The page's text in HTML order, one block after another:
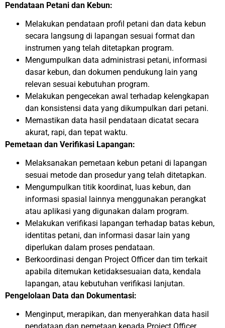
Pendataan Petani dan Kebun:
Melakukan pendataan profil petani dan data kebun
secara langsung di lapangan sesuai format dan
instrumen yang telah ditetapkan program.
Mengumpulkan data administrasi petani, informasi
dasar kebun, dan dokumen pendukung lain yang
relevan sesuai kebutuhan program.
Melakukan pengecekan awal terhadap kelengkapan
dan konsistensi data yang dikumpulkan dari petani.
Memastikan data hasil pendataan dicatat secara
akurat, rapi, dan tepat waktu.
Pemetaan dan Verifikasi Lapangan:
Melaksanakan pemetaan kebun petani di lapangan
sesuai metode dan prosedur yang telah ditetapkan.
Mengumpulkan titik koordinat, luas kebun, dan
informasi spasial lainnya menggunakan perangkat
atau aplikasi yang digunakan dalam program.
Melakukan verifikasi lapangan terhadap batas kebun,
identitas petani, dan informasi dasar lain yang
diperlukan dalam proses pendataan.
Berkoordinasi dengan Project Officer dan tim terkait
apabila ditemukan ketidaksesuaian data, kendala
lapangan, atau kebutuhan verifikasi lanjutan.
Pengelolaan Data dan Dokumentasi:
Menginput, merapikan, dan menyerahkan data hasil